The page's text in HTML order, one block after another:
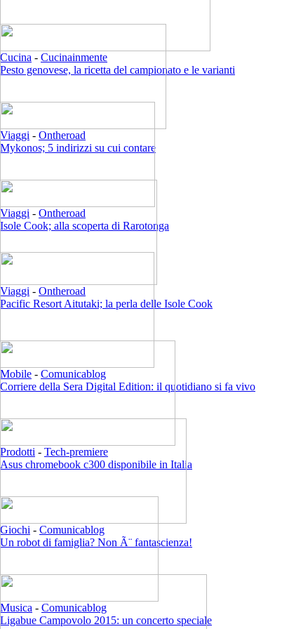
Cucina - Cucinainmente
Pesto genovese, la ricetta del campionato e le varianti
Viaggi - Ontheroad
Mykonos; 5 indirizzi su cui contare
Viaggi - Ontheroad
Isole Cook; alla scoperta di Rarotonga
Viaggi - Ontheroad
Pacific Resort Aitutaki; la perla delle Isole Cook
Mobile - Comunicablog
Corriere della Sera Digital Edition: il quotidiano si fa vivo
Prodotti - Tech-premiere
Asus chromebook c300 disponibile in Italia
Giochi - Comunicablog
Un robot di famiglia? Non Ã¨ fantascienza!
Musica - Comunicablog
Ligabue Campovolo 2015: un concerto speciale